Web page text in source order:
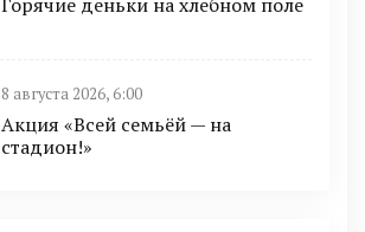
8 августа 2026, 6:00
Акция «Всей семьёй — на
стадион!»